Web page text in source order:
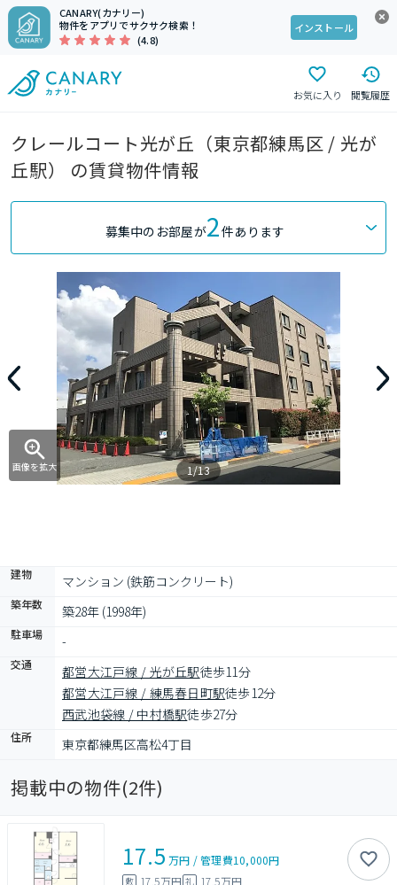
CANARY(カナリー)
物件をアプリでサクサク検索！
(4.8)
インストール
お気に入り 閲覧履歴
クレールコート光が丘（東京都練馬区 / 光が
丘駅） の賃貸物件情報
募集中のお部屋が2件あります
画像を拡大 1/13
建物 マンション (鉄筋コンクリート)
築年数 築28年 (1998年)
駐車場 -
交通 都営大江戸線 / 光が丘駅徒歩11分
都営大江戸線 / 練馬春日町駅徒歩12分
西武池袋線 / 中村橋駅徒歩27分
住所 東京都練馬区高松4丁目
掲載中の物件(2件)
17.5 万円 /管理費10,000円
敷 17.5万円 礼 17.5万円